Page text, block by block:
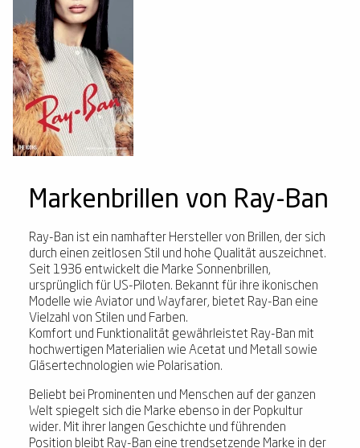
Markenbrillen von Ray-Ban
Ray-Ban ist ein namhafter Hersteller von Brillen, der sich
durch einen zeitlosen Stil und hohe Qualität auszeichnet.
Seit 1936 entwickelt die Marke Sonnenbrillen,
ursprünglich für US-Piloten. Bekannt für ihre ikonischen
Modelle wie Aviator und Wayfarer, bietet Ray-Ban eine
Vielzahl von Stilen und Farben.
Komfort und Funktionalität gewährleistet Ray-Ban mit
hochwertigen Materialien wie Acetat und Metall sowie
Gläsertechnologien wie Polarisation.
Beliebt bei Prominenten und Menschen auf der ganzen
Welt spiegelt sich die Marke ebenso in der Popkultur
wider. Mit ihrer langen Geschichte und führenden
Position bleibt Ray-Ban eine trendsetzende Marke in der